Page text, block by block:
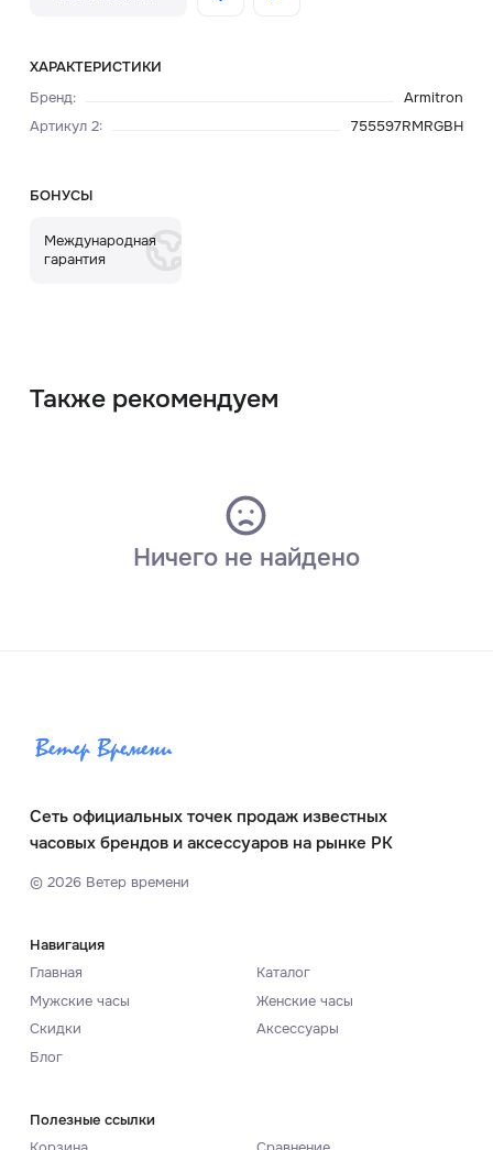
ХАРАКТЕРИСТИКИ
Бренд:
Armitron
Артикул 2: 755597RMRGBH
БОНУСЫ
Международная
гарантия
Также рекомендуем
Ничего не найдено
Сеть официальных точек продаж известных
часовых брендов и аксессуаров на рынке РК
© 2026Ветер времени
Навигация
Главная
Каталог
Мужские часы
Женские часы
Скидки
Аксессуары
Блог
Полезные ссылки